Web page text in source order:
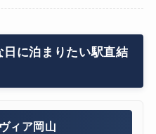
に泊まりたい駅直結
ィア岡山